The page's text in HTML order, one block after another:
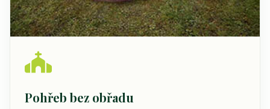
Pohřeb bez obřadu